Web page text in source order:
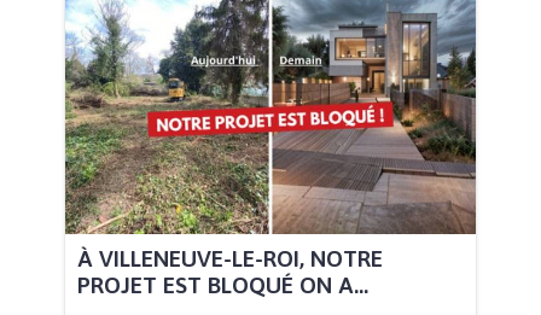
À VILLENEUVE-LE-ROI, NOTRE
PROJET EST BLOQUÉ ON A...